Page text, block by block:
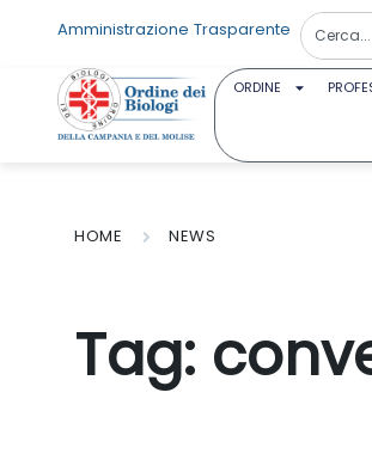
Amministrazione Trasparente
ORDINE
HOME NEWS
Tag: